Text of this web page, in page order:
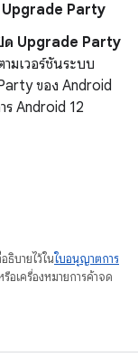
Upgrade Party
ด Upgrade Party
ามเวอร์ชันระบบ
ของ Android
Android 12
ธิบายไว้ในใบอนุญาตการ
อเครื่องหมายการค้าจด